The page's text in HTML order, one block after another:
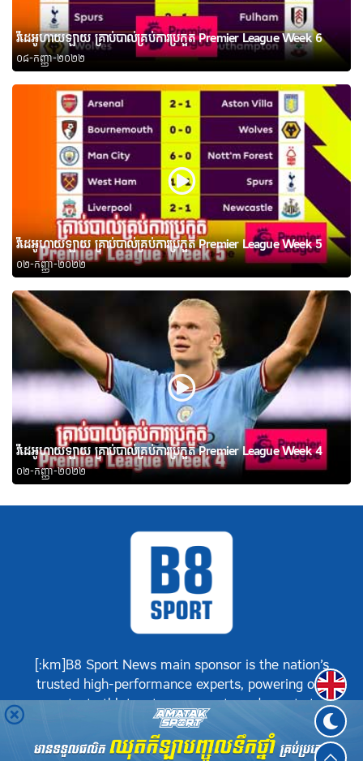
វីដេអូហាយឡាយ គ្រាប់បាល់គ្រប់ការប្រកួត Premier League Week 6
០៨-កញ្ញា-២០២២
វីដេអូហាយឡាយ គ្រាប់បាល់គ្រប់ការប្រកួត Premier League Week 5
០២-កញ្ញា-២០២២
វីដេអូហាយឡាយ គ្រាប់បាល់គ្រប់ការប្រកួត Premier League Week 4
០២-កញ្ញា-២០២២
[:km]B8 Sport News main sponsor is the nation’s
trusted high-performance experts, powering our
greatest athletes, teams, sports and events to
achieve positive success.[:]